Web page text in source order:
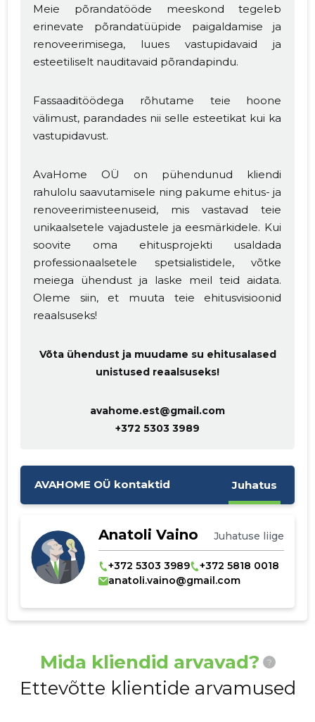
Meie põrandatööde meeskond tegeleb
erinevate põrandatüüpide paigaldamise ja
renoveerimisega, luues vastupidavaid ja
esteetiliselt nauditavaid põrandapindu.
Fassaaditöödega rõhutame teie hoone
välimust, parandades nii selle esteetikat kui ka
vastupidavust.
AvaHome OÜ on pühendunud kliendi
rahulolu saavutamisele ning pakume ehitus- ja
renoveerimisteenuseid, mis vastavad teie
unikaalsetele vajadustele ja eesmärkidele. Kui
soovite oma ehitusprojekti usaldada
professionaalsetele spetsialistidele, võtke
meiega ühendust ja laske meil teid aidata.
Oleme siin, et muuta teie ehitusvisioonid
reaalsuseks!
Võta ühendust ja muudame su ehitusalased
unistused reaalsuseks!
avahome.est@gmail.com
+372 5303 3989
AVAHOME OÜ kontaktid Juhatus
Anatoli Vaino Juhatuse liige
+372 5303 3989
+372 5818 0018
anatoli.vaino@gmail.com
Mida kliendid arvavad? ?
Ettevõtte klientide arvamused
MUUDA